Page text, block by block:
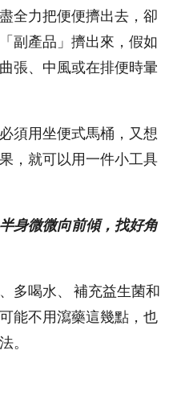
全力把便便擠出去，卻
副產品」擠出來，假如
張、中風或在排便時暈
須用坐便式馬桶，又想
，就可以用一件小工具
身微微向前傾，找好角
多喝水、 補充益生菌和
能不用瀉藥這幾點，也
。